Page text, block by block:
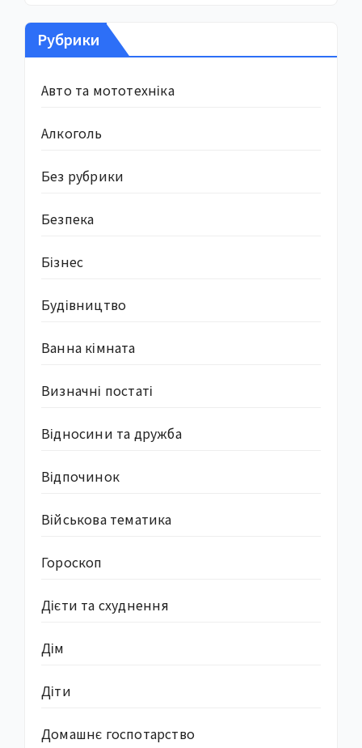
Рубрики
Авто та мототехніка
Алкоголь
Без рубрики
Безпека
Бізнес
Будівництво
Ванна кімната
Визначні постаті
Відносини та дружба
Відпочинок
Військова тематика
Гороскоп
Дієти та схуднення
Дім
Діти
Домашнє госпотарство